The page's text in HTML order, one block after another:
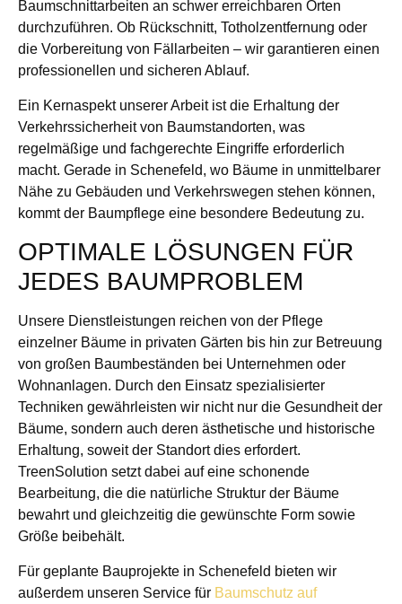
Baumschnittarbeiten an schwer erreichbaren Orten
durchzuführen. Ob Rückschnitt, Totholzentfernung oder
die Vorbereitung von Fällarbeiten – wir garantieren einen
professionellen und sicheren Ablauf.
Ein Kernaspekt unserer Arbeit ist die Erhaltung der
Verkehrssicherheit von Baumstandorten, was
regelmäßige und fachgerechte Eingriffe erforderlich
macht. Gerade in Schenefeld, wo Bäume in unmittelbarer
Nähe zu Gebäuden und Verkehrswegen stehen können,
kommt der Baumpflege eine besondere Bedeutung zu.
OPTIMALE LÖSUNGEN FÜR
JEDES BAUMPROBLEM
Unsere Dienstleistungen reichen von der Pflege
einzelner Bäume in privaten Gärten bis hin zur Betreuung
von großen Baumbeständen bei Unternehmen oder
Wohnanlagen. Durch den Einsatz spezialisierter
Techniken gewährleisten wir nicht nur die Gesundheit der
Bäume, sondern auch deren ästhetische und historische
Erhaltung, soweit der Standort dies erfordert.
TreenSolution setzt dabei auf eine schonende
Bearbeitung, die die natürliche Struktur der Bäume
bewahrt und gleichzeitig die gewünschte Form sowie
Größe beibehält.
Für geplante Bauprojekte in Schenefeld bieten wir
außerdem unseren Service für Baumschutz auf